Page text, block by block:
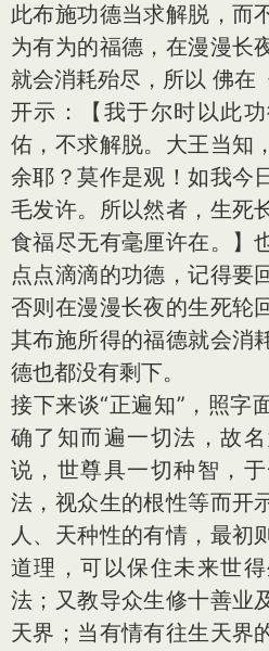
此布施功德当求解脱，而
为有为的福德，在漫漫长
就会消耗殆尽，所以 佛在
开示：【我于尔时以此
佑，不求解脱。大王当知
余耶？莫作是观！如我今
毛发许。所以然者，生死
食福尽无有毫厘许在。】
点点滴滴的功德，记得要
否则在漫漫长夜的生死轮
其布施所得的福德就会消
德也都没有剩下。
接下来谈“正遍知”，照字
确了知而遍一切法，故
说，世尊具一切种智，
法，视众生的根性等而开
人、天种性的有情，最初
道理，可以保住未来世
法；又教导众生修十善业
天界；当有情有往生天界